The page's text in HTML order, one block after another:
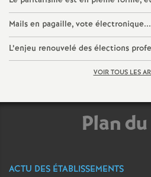
Mails en pagaille, vote
L’enjeu renouvelé des élections
VOIR TOUS LES
Plan
ACTU DES ÉTABLISSEMENTS